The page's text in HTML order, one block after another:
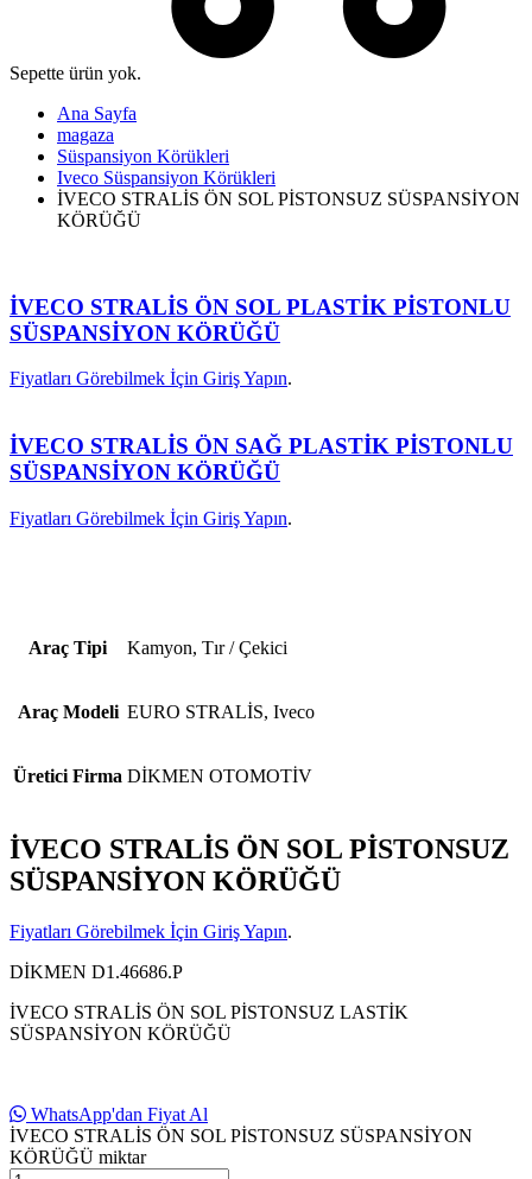
Sepette ürün yok.
Ana Sayfa
magaza
Süspansiyon Körükleri
Iveco Süspansiyon Körükleri
İVECO STRALİS ÖN SOL PİSTONSUZ SÜSPANSİYON
KÖRÜĞÜ
İVECO STRALİS ÖN SOL PLASTİK PİSTONLU
SÜSPANSİYON KÖRÜĞÜ
Fiyatları Görebilmek İçin Giriş Yapın.
İVECO STRALİS ÖN SAĞ PLASTİK PİSTONLU
SÜSPANSİYON KÖRÜĞÜ
Fiyatları Görebilmek İçin Giriş Yapın.
Araç Tipi Kamyon, Tır / Çekici
Araç Modeli EURO STRALİS, Iveco
Üretici Firma DİKMEN OTOMOTİV
İVECO STRALİS ÖN SOL PİSTONSUZ
SÜSPANSİYON KÖRÜĞÜ
Fiyatları Görebilmek İçin Giriş Yapın.
DİKMEN D1.46686.P
İVECO STRALİS ÖN SOL PİSTONSUZ LASTİK
SÜSPANSİYON KÖRÜĞÜ
WhatsApp'dan Fiyat Al
İVECO STRALİS ÖN SOL PİSTONSUZ SÜSPANSİYON
KÖRÜĞÜ miktar